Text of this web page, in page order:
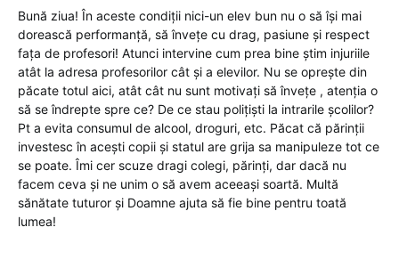
Bună ziua! În aceste condiții nici-un elev bun nu o să își mai
dorească performanță, să învețe cu drag, pasiune și respect
fața de profesori! Atunci intervine cum prea bine știm injuriile
atât la adresa profesorilor cât și a elevilor. Nu se oprește din
păcate totul aici, atât cât nu sunt motivați să învețe , atenția o
să se îndrepte spre ce? De ce stau polițiști la intrarile școlilor?
Pt a evita consumul de alcool, droguri, etc. Păcat că părinții
investesc în acești copii și statul are grija sa manipuleze tot ce
se poate. Îmi cer scuze dragi colegi, părinți, dar dacă nu
facem ceva și ne unim o să avem aceeași soartă. Multă
sănătate tuturor și Doamne ajuta să fie bine pentru toată
lumea!